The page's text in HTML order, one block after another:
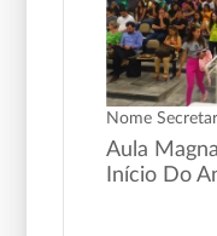
Nome
Aula
Início Do